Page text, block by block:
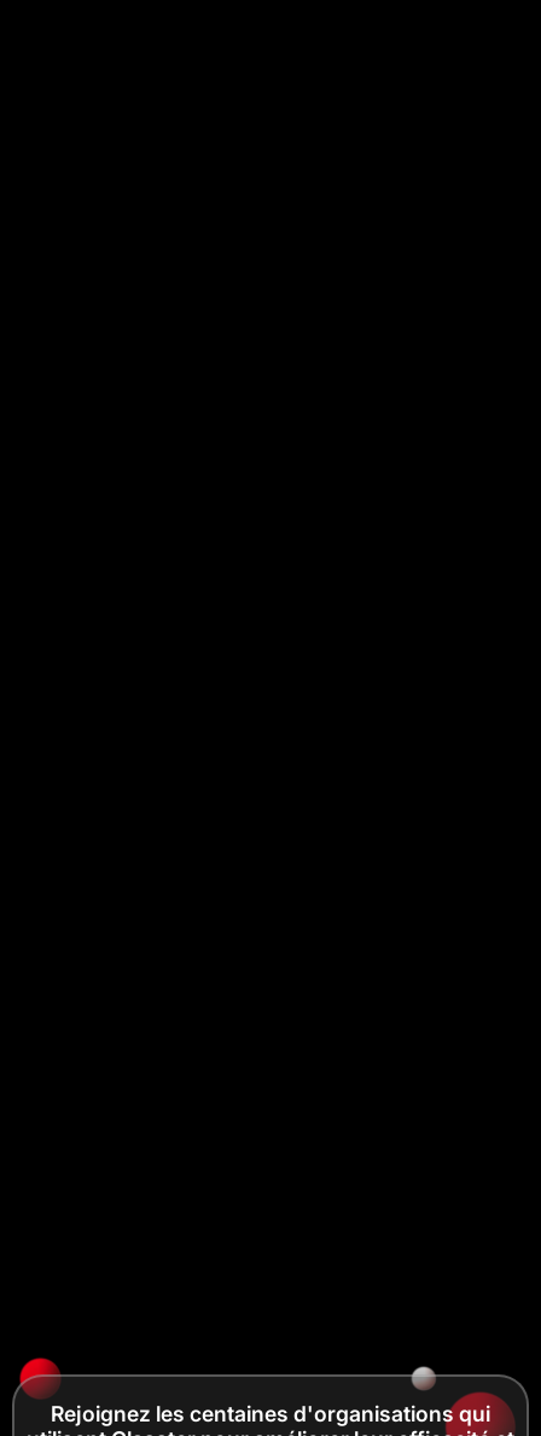
Rejoignez les centaines d'organisations qui